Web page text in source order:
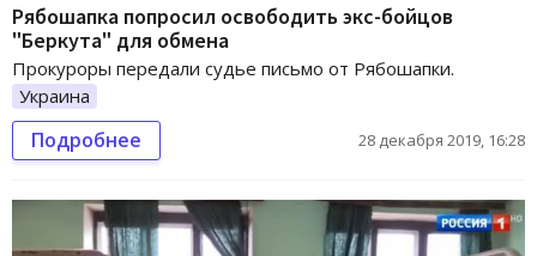
Рябошапка попросил освободить экс-бойцов
"Беркута" для обмена
Прокуроры передали судье письмо от Рябошапки.
Украина
Подробнее 28 декабря 2019, 16:28